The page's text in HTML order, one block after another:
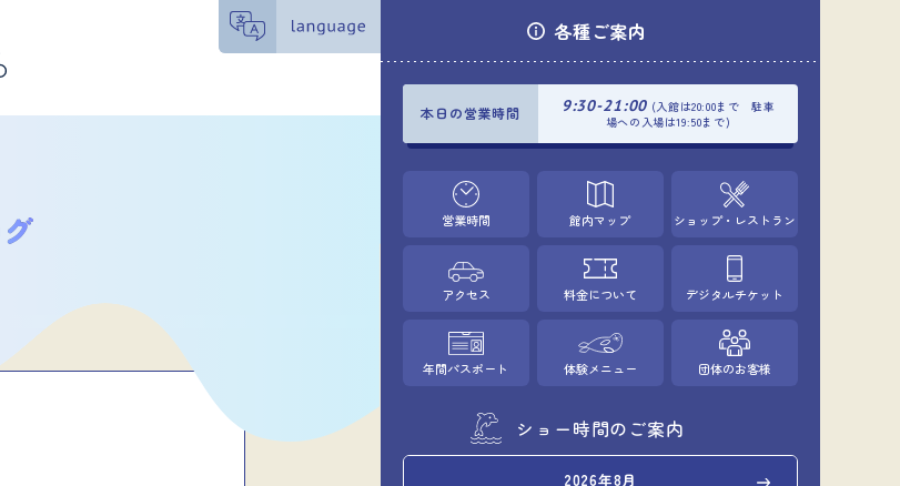
各種ご案内
本日の営業時間 9:30-21:00 (入館は20:00まで 駐車
場への入場は19:50まで)
営業時間 館内マップ ショップ・レストラン
アクセス 料金について デジタルチケット
年間パスポート 体験メニュー 団体のお客様
ショー時間のご案内
2026年8月